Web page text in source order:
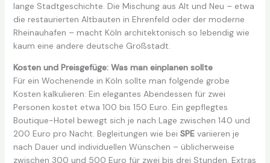
lange Stadtgeschichte. Die Mischung aus Alt und Neu – etwa
die restaurierten Altbauten in Ehrenfeld oder der moderne
Rheinauhafen – macht Köln architektonisch so lebendig wie
kaum eine andere deutsche Großstadt.
Kosten und Preisgefüge: Was man einplanen sollte
Für ein Wochenende in Köln sollte man folgende grobe
Kosten kalkulieren: Ein elegantes Abendessen für zwei
Personen kostet etwa 100 bis 150 Euro. Ein gepflegtes
Boutique-Hotel bewegt sich je nach Lage zwischen 140 und
200 Euro pro Nacht. Begleitungen wie bei SPEvariieren je
nach Dauer und individuellen Wünschen – üblicherweise
zwischen 300 und 500 Euro für zwei bis drei Stunden. Extras